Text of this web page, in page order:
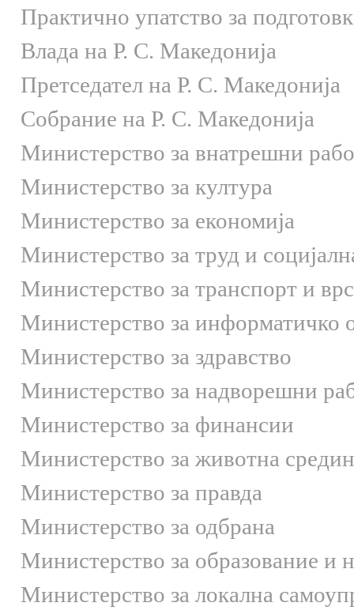
Практично упатство за
Влада на Р. С. Македонија
Претседател на Р. С. Македонија
Собрание на Р. С. Македонија
Министерство за внатрешни
Министерство за култура
Министерство за економија
Министерство за труд и
Министерство за транспорт и
Министерство за информатичко
Министерство за здравство
Министерство за надворешни
Министерство за финансии
Министерство за животна
Министерство за правда
Министерство за одбрана
Министерство за образование и
Министерство за локална